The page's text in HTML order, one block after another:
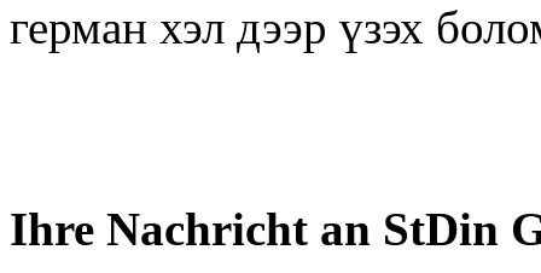
герман хэл дээр үзэх
Ihre Nachricht an StDin